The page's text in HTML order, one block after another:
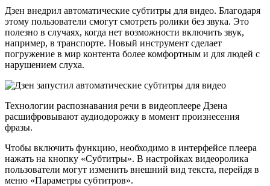
Дзен внедрил автоматические субтитры для видео. Благодаря
этому пользователи смогут смотреть ролики без звука. Это
полезно в случаях, когда нет возможности включить звук,
например, в транспорте. Новый инструмент сделает
погружение в мир контента более комфортным и для людей с
нарушением слуха.
Технологии распознавания речи в видеоплеере Дзена
расшифровывают аудиодорожку в момент произнесения
фразы.
Чтобы включить функцию, необходимо в интерфейсе плеера
нажать на кнопку «Субтитры». В настройках видеоролика
пользователи могут изменить внешний вид текста, перейдя в
меню «Параметры субтитров».